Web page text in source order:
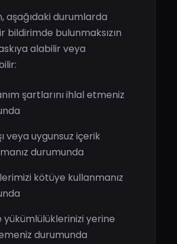
aşağıdaki durumlarda
bildirimde bulunmaksızın
alabilir veya
şartlarını ihlal etmeniz
veya uygunsuz içerik
durumunda
kötüye kullanmanız
yükümlülüklerinizi yerine
durumunda